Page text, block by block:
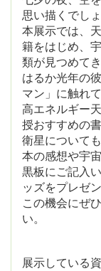
思い描くでしょ
本展示では、
籍をはじめ、
類が見つめて
はるか光年の
マン」に触れ
高エネルギー
授おすすめの
衛星について
本の感想や宇
黒板にご記入
ッズをプレゼ
この機会にぜ
い。
展示している